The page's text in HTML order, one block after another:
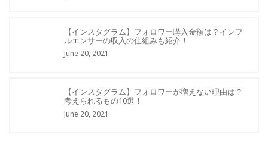
【インスタグラム】フォロワー購入金額は？インフ
ルエンサーの収入の仕組みも紹介！
June 20, 2021
【インスタグラム】フォロワーが増えない理由は？
考えられるもの10選！
June 20, 2021